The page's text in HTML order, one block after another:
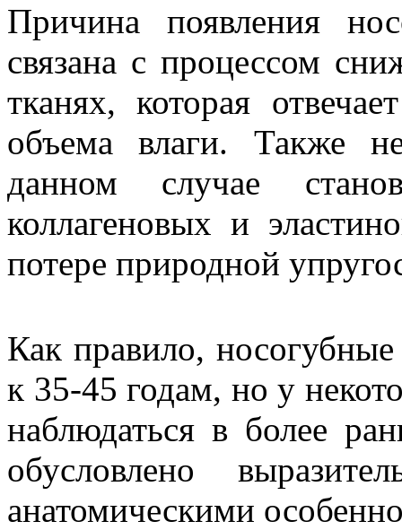
Причина появления
связана с процессом
тканях, которая
объема влаги. Также
данном случае
коллагеновых и
потере природной
Как правило,
к 35-45 годам, но у
наблюдаться в более
обусловлено
анатомическими